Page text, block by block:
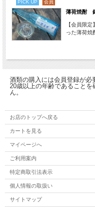
PICK UP 会員
薄荷焼酎
【会員限
った薄荷焼
酒類の購入には会員登録が必
20歳以上の年齢であること
ん。
お店のトップへ戻る
カートを見る
マイページへ
ご利用案内
特定商取引法表示
個人情報の取扱い
サイトマップ